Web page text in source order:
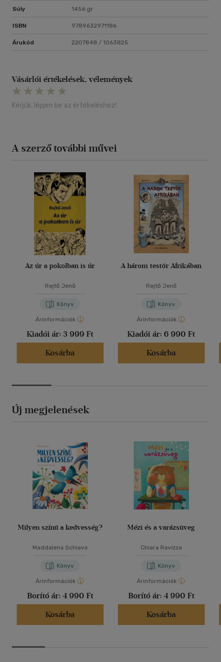
Súly 1456 gr
ISBN 9789632971186
Árukód 2207848 / 1063825
Vásárlói értékelések, vélemények
Kérjük, lépjen be az értékeléshez!
A szerző további művei
Az úr a pokolban is úr
Rejtő Jenő
Könyv
Árinformációk
Kiadói ár: 3 999 Ft
Kosárba
A három testőr Afrikában
Rejtő Jenő
Könyv
Árinformációk
Kiadói ár: 6 990 Ft
Kosárba
Új megjelenések
Milyen színű a kedvesség?
Maddalena Schiavo
Könyv
Árinformációk
Borító ár: 4 990 Ft
Kosárba
Mézi és a varázsüveg
Chiara Ravizza
Könyv
Árinformációk
Borító ár: 4 990 Ft
Kosárba